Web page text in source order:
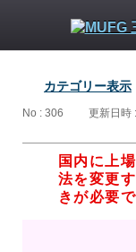
カテゴリー表示
No : 306 更新日時
国内に上
法を変更
きが必要で